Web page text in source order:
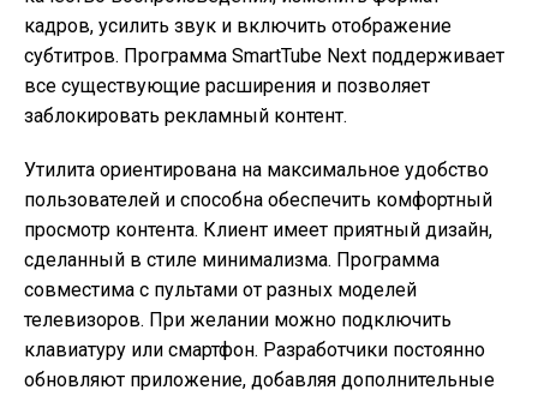
кадров, усилить звук и включить отображение
субтитров. Программа SmartTube Next поддерживает
все существующие расширения и позволяет
заблокировать рекламный контент.
Утилита ориентирована на максимальное удобство
пользователей и способна обеспечить комфортный
просмотр контента. Клиент имеет приятный дизайн,
сделанный в стиле минимализма. Программа
совместима с пультами от разных моделей
телевизоров. При желании можно подключить
клавиатуру или смартфон. Разработчики постоянно
обновляют приложение, добавляя дополнительные